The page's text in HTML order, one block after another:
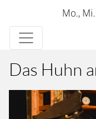
Mo.,
Das Huhn